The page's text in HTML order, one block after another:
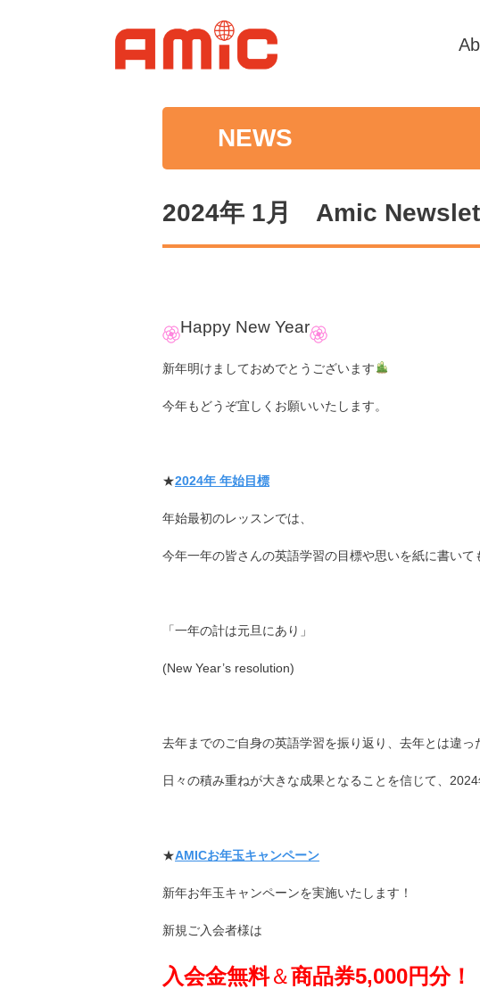
NEWS
2024年 1月 Amic
Happy New Year
新年明けましておめでとうございます
今年もどうぞ宜しくお願いいたします。
★2024年 年始目標
年始最初のレッスンでは、
今年一年の皆さんの英語学習の目標や思いを紙に書い
「一年の計は元旦にあり」
(New Year’s resolution)
去年までのご自身の英語学習を振り返り、去年とは違っ
日々の積み重ねが大きな成果となることを信じて、
★AMICお年玉キャンペーン
新年お年玉キャンペーンを実施いたします！
新規ご入会者様は
入会金無料＆商品券5,000円分！